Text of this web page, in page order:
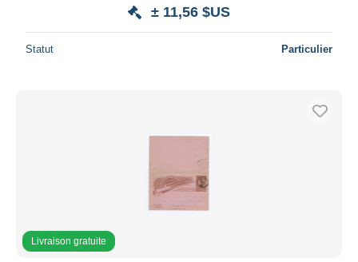
± 11,56 $US
Statut Particulier
Livraison gratuite